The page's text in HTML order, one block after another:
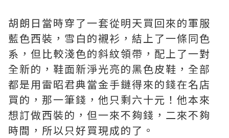
胡朗日當時穿了一套從明天買回來的軍服
藍色西裝，雪白的襯衫，結上了一條同色
系，但比較淺色的斜紋領帶，配上了一對
全新的，鞋面新淨光亮的黑色皮鞋，全部
都是用雷昭君典當金手鏈得來的錢在名店
買的，那一筆錢，他只剩六十元！他本來
想訂做西裝的，但一來不夠錢，二來不夠
時間，所以只好買現成的了。